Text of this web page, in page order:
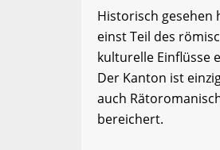
Historisch gesehen
einst Teil des
kulturelle Einflüsse
Der Kanton ist
auch
bereichert.